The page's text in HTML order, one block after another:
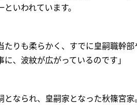
いわれています。
たりも柔らかく、すでに皇嗣職幹
、波紋が広がっているのです」
となられ、皇嗣家となった秋篠宮